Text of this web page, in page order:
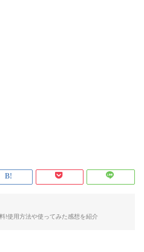
!使用方法や使ってみた感想を紹介